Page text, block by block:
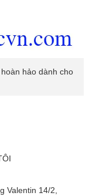
hảo dành cho
Valentin 14/2